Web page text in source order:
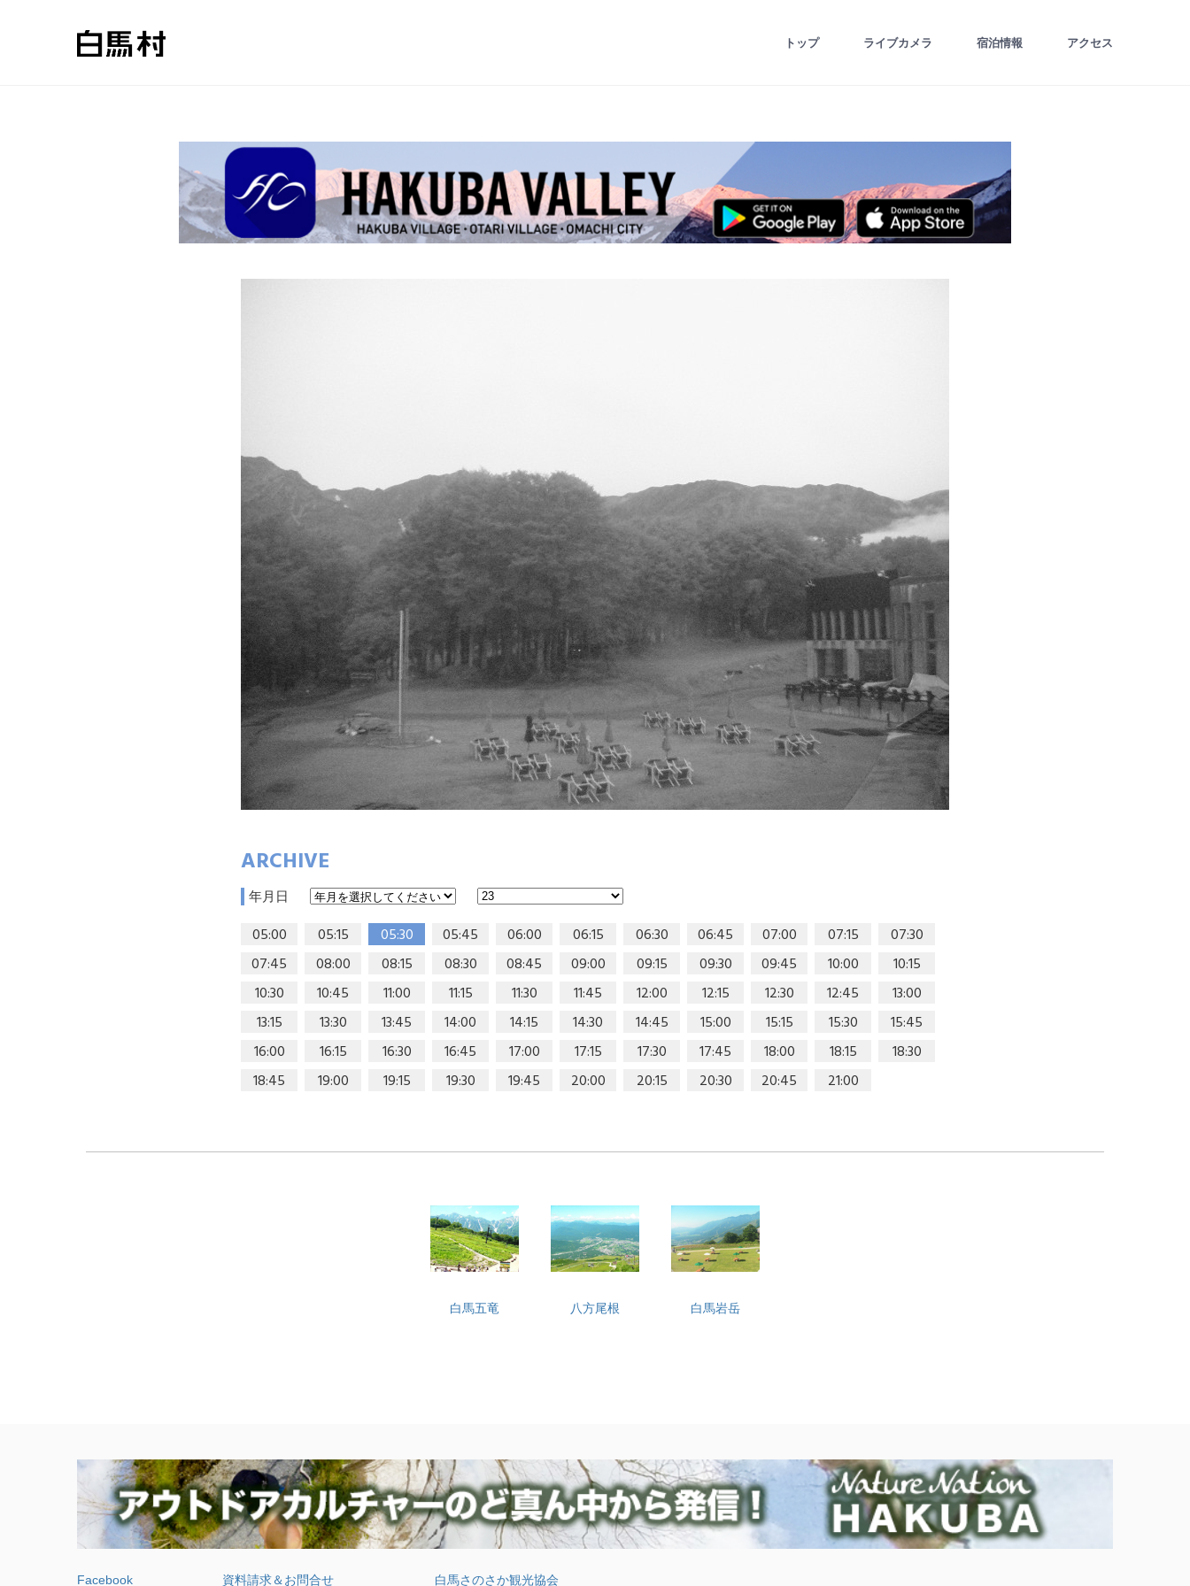
トップ ライブカメラ 宿泊情報 アクセス
ARCHIVE
年月日
05:00 05:15 05:30 05:45 06:00 06:15 06:30 06:45 07:00 07:15
07:30
07:45
08:00 08:15 08:30 08:45 09:00 09:15 09:30 09:45 10:00
10:15
10:30
10:45 11:00 11:15 11:30 11:45 12:00 12:15 12:30 12:45
13:00
13:15
13:30 13:45 14:00 14:15 14:30 14:45 15:00 15:15 15:30
15:45
16:00
16:15 16:30 16:45 17:00 17:15 17:30 17:45 18:00 18:15
18:30
18:45
19:00 19:15 19:30 19:45 20:00 20:15 20:30 20:45 21:00
白馬五竜 八方尾根 白馬岩岳